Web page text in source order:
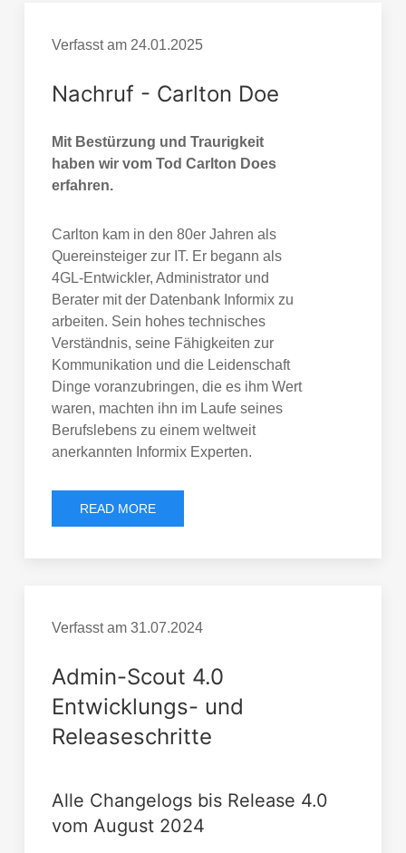
Verfasst am 24.01.2025
Nachruf - Carlton Doe
Mit Bestürzung und Traurigkeit
haben wir vom Tod Carlton Does
erfahren.
Carlton kam in den 80er Jahren als
Quereinsteiger zur IT. Er begann als
4GL-Entwickler, Administrator und
Berater mit der Datenbank Informix zu
arbeiten. Sein hohes technisches
Verständnis, seine Fähigkeiten zur
Kommunikation und die Leidenschaft
Dinge voranzubringen, die es ihm Wert
waren, machten ihn im Laufe seines
Berufslebens zu einem weltweit
anerkannten Informix Experten.
READ MORE
Verfasst am 31.07.2024
Admin-Scout 4.0
Entwicklungs- und
Releaseschritte
Alle Changelogs bis Release 4.0
vom August 2024